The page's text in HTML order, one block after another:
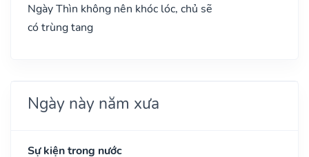
Ngày Thìn không nên khóc lóc, chủ sẽ
có trùng tang
Ngày này năm xưa
Sự kiện trong nước